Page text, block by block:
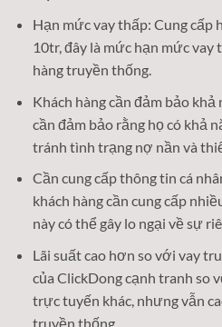
Hạn mức vay thấp: Cung
10tr, đây là mức hạn mức vay
hàng truyền thống.
Khách hàng cần đảm bảo
cần đảm bảo rằng họ có khả
tránh tình trạng nợ nần và
Cần cung cấp thông tin cá
khách hàng cần cung cấp
này có thể gây lo ngại về sự
Lãi suất cao hơn so với vay
của ClickDong cạnh tranh so
trực tuyến khác, nhưng vẫn
truyền thống.